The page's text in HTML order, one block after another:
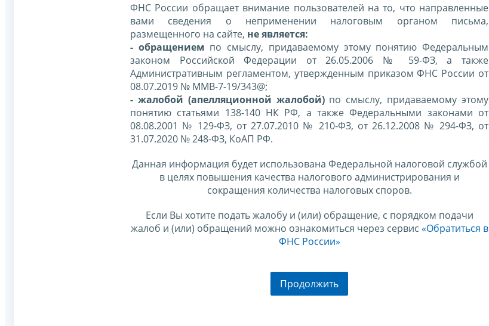
ФНС России обращает внимание пользователей на то, что направленные
вами сведения о неприменении налоговым органом письма,
размещенного на сайте, не является:
- обращением по смыслу, придаваемому этому понятию Федеральным
законом Российской Федерации от 26.05.2006 № 59-ФЗ, а также
Административным регламентом, утвержденным приказом ФНС России от
08.07.2019 № ММВ-7-19/343@;
- жалобой (апелляционной жалобой)по смыслу, придаваемому этому
понятию статьями 138-140 НК РФ, а также Федеральными законами от
08.08.2001 № 129-ФЗ, от 27.07.2010 № 210-ФЗ, от 26.12.2008 № 294-ФЗ, от
31.07.2020 № 248-ФЗ, КоАП РФ.
Данная информация будет использована Федеральной налоговой службой
в целях повышения качества налогового администрирования и
сокращения количества налоговых споров.
Если Вы хотите подать жалобу и (или) обращение, с порядком подачи
жалоб и (или) обращений можно ознакомиться через сервис «Обратиться в
ФНС России»
Продолжить